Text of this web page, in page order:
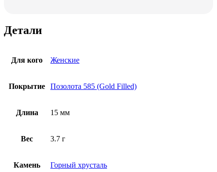
Детали
Для кого Женские
Покрытие Позолота 585 (Gold Filled)
Длина 15 мм
Вес 3.7 г
Камень Горный хрусталь